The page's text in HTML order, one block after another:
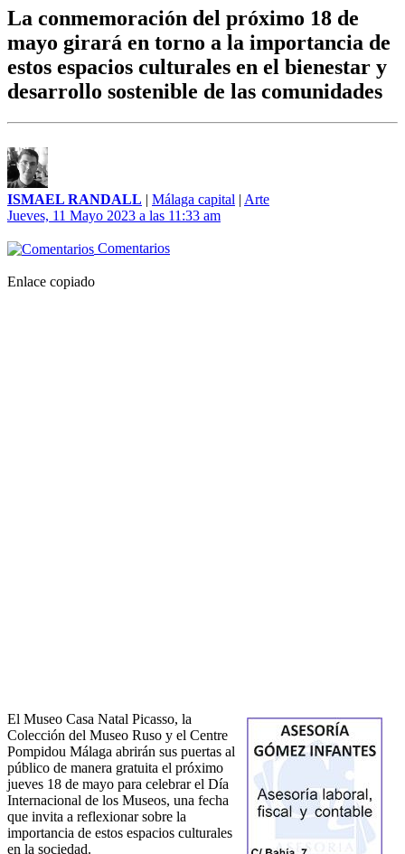
La conmemoración del próximo 18 de
mayo girará en torno a la importancia de
estos espacios culturales en el bienestar y
desarrollo sostenible de las comunidades
ISMAEL RANDALL | Málaga capital | Arte
Jueves, 11 Mayo 2023 a las 11:33 am
Comentarios
Enlace copiado
El Museo Casa Natal Picasso, la
Colección del Museo Ruso y el Centre
Pompidou Málaga abrirán sus puertas al
público de manera gratuita el próximo
jueves 18 de mayo para celebrar el Día
Internacional de los Museos, una fecha
que invita a reflexionar sobre la
importancia de estos espacios culturales
en la sociedad.